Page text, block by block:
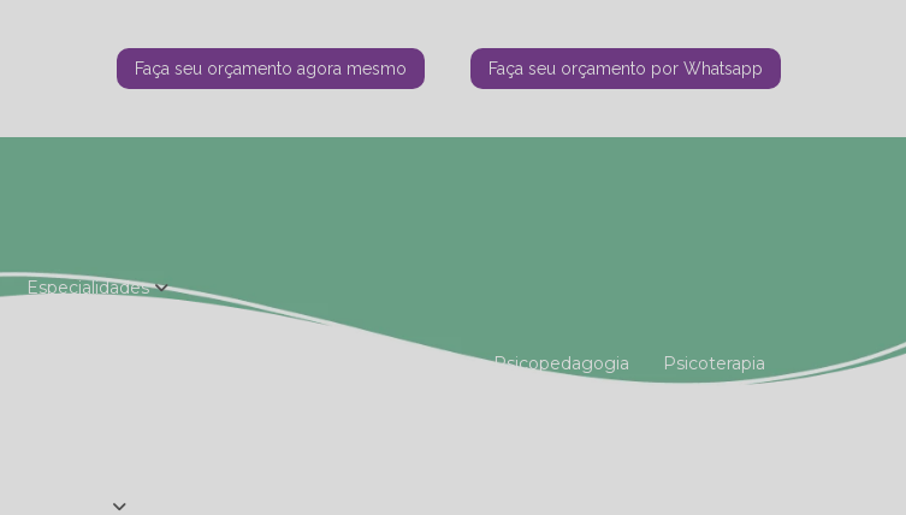
Faça seu orçamento agora mesmo Faça seu orçamento por Whatsapp
Especialidades
Psicopedagogia Psicoterapia